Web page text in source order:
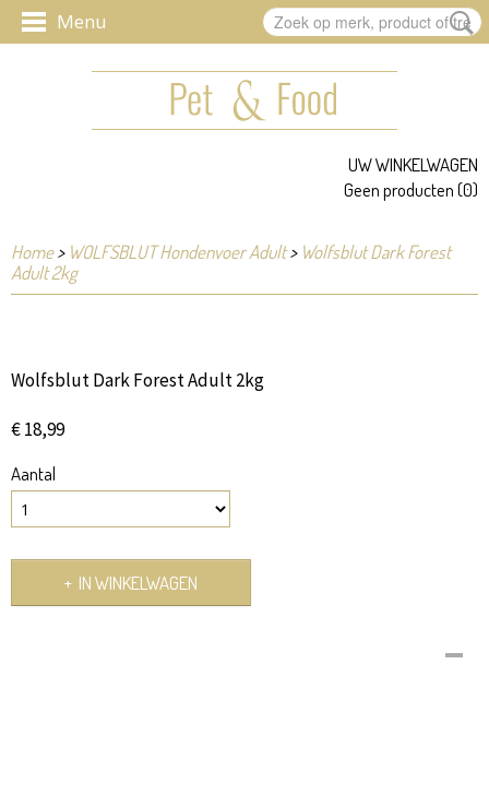
UW WINKELWAGEN
Geen producten(0)
Home> WOLFSBLUT Hondenvoer Adult> Wolfsblut Dark Forest
Adult 2kg
Wolfsblut Dark Forest Adult 2kg
€ 18,99
Aantal
IN WINKELWAGEN